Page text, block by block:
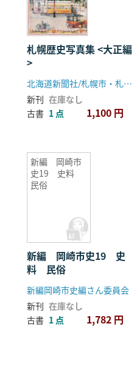
札幌歴史写真集 <大正編
>
北海道新聞社/札幌市・札幌市教育委員会
新刊 在庫なし
古書 1 点 1,100 円
新編 岡崎市
史19 史料
民俗
新編 岡崎市史19 史
料 民俗
新編岡崎市史編さん委員会
新刊 在庫なし
古書 1 点 1,782 円